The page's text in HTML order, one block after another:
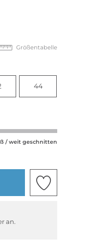
Größentabelle
44
/ weit geschnitten
an.